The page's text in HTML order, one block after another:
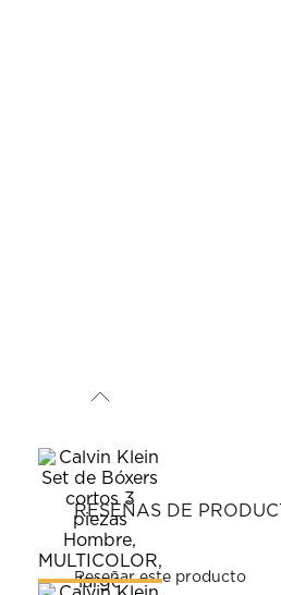
RESEÑAS DE
Reseñar este producto